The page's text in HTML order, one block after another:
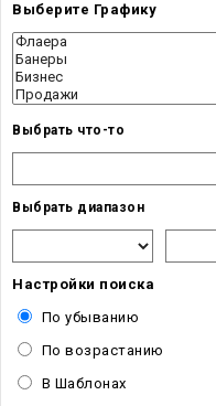
Выберите Графику
Выбрать что-то
Выбрать диапазон
Настройки поиска
По убыванию
По возрастанию
В Шаблонах